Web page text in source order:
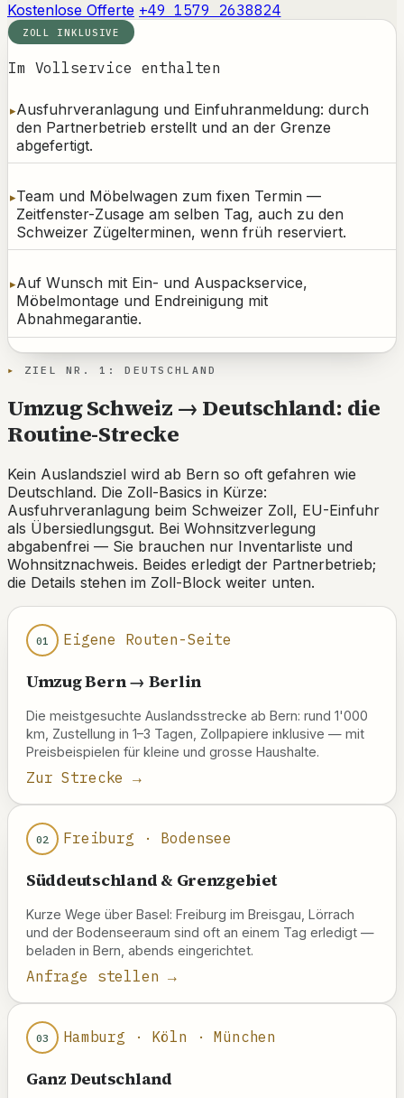
Kostenlose Offerte +49 1579 2638824
ZOLL INKLUSIVE
Im Vollservice enthalten
Ausfuhrveranlagung und Einfuhranmeldung: durch
den Partnerbetrieb erstellt und an der Grenze
abgefertigt.
Team und Möbelwagen zum fixen Termin —
Zeitfenster-Zusage am selben Tag, auch zu den
Schweizer Zügelterminen, wenn früh reserviert.
Auf Wunsch mit Ein- und Auspackservice,
Möbelmontage und Endreinigung mit
Abnahmegarantie.
ZIEL NR. 1: DEUTSCHLAND
Umzug Schweiz → Deutschland: die
Routine-Strecke
Kein Auslandsziel wird ab Bern so oft gefahren wie
Deutschland. Die Zoll-Basics in Kürze:
Ausfuhrveranlagung beim Schweizer Zoll, EU-Einfuhr
als Übersiedlungsgut. Bei Wohnsitzverlegung
abgabenfrei — Sie brauchen nur Inventarliste und
Wohnsitznachweis. Beides erledigt der Partnerbetrieb;
die Details stehen im Zoll-Block weiter unten.
01 Eigene Routen-Seite
Umzug Bern → Berlin
Die meistgesuchte Auslandsstrecke ab Bern: rund 1'000
km, Zustellung in 1–3 Tagen, Zollpapiere inklusive — mit
Preisbeispielen für kleine und grosse Haushalte.
Zur Strecke →
02 Freiburg · Bodensee
Süddeutschland & Grenzgebiet
Kurze Wege über Basel: Freiburg im Breisgau, Lörrach
und der Bodenseeraum sind oft an einem Tag erledigt —
beladen in Bern, abends eingerichtet.
Anfrage stellen →
03 Hamburg · Köln · München
Ganz Deutschland